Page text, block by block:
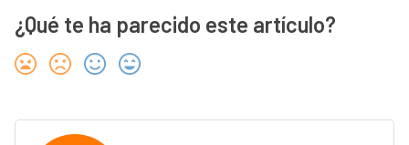
¿Qué te ha parecido este artículo?